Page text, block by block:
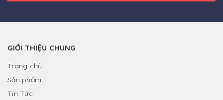
GIỚI THIỆU CHUNG
Trang chủ
Sản phẩm
Tin Tức